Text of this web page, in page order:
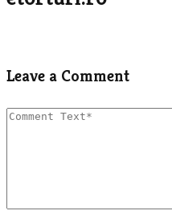
Leave a Comment